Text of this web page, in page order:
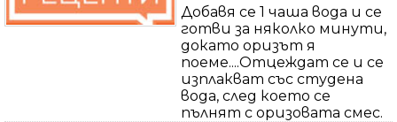
Добавя се 1 чаша вода и се
готви за няколко минути,
докато оризът я
поеме....Отцеждат се и се
изплакват със студена
вода, след което се
пълнят с оризовата смес.